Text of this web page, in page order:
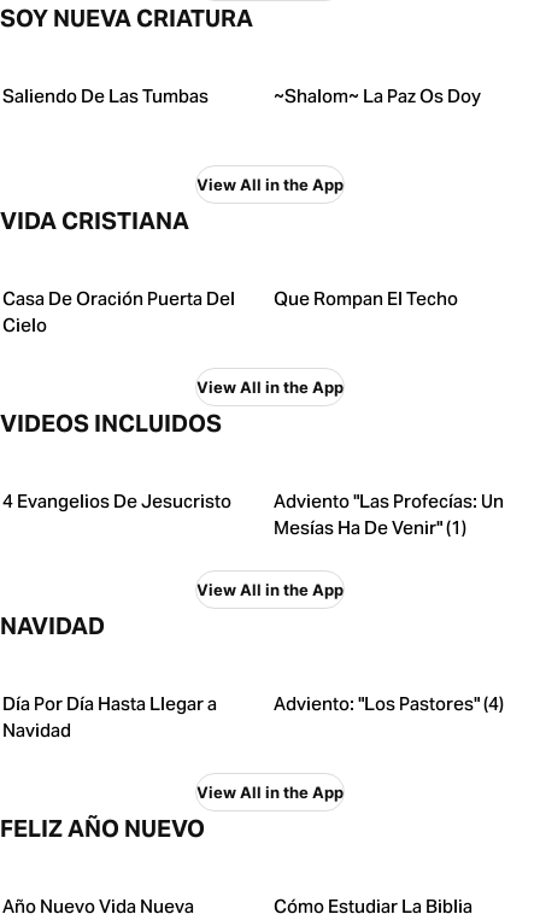
SOY NUEVA CRIATURA
Saliendo De Las Tumbas ~Shalom~ La Paz Os Doy
View All in the App
VIDA CRISTIANA
Casa De Oración Puerta Del
Cielo
Que Rompan El Techo
View All in the App
VIDEOS INCLUIDOS
4 Evangelios De Jesucristo
Adviento "Las Profecías: Un
Mesías Ha De Venir" (1)
View All in the App
NAVIDAD
Día Por Día Hasta Llegar a
Navidad
Adviento: "Los Pastores" (4)
View All in the App
FELIZ AÑO NUEVO
Año Nuevo Vida Nueva Cómo Estudiar La Biblia